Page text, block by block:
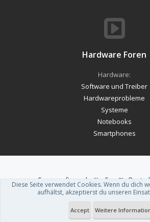
Hardware Foren
Hardware:
Software und Treiber
Hardwareprobleme
Systeme
Notebooks
Smartphones
Forum software by XenForo™-
Theme designed by
Diese Seite verwendet Cookies. Wenn du dich
aufhältst, akzeptierst du unseren
Accept Weitere